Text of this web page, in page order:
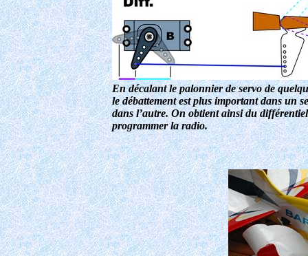
En décalant le palonnier de servo de
le débattement est plus important dans un
dans l’autre. On obtient ainsi du
programmer la radio.